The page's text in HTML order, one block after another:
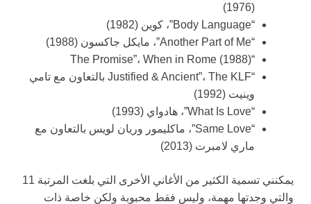
(1976)
“Body Language”، كوين (1982)
“Another Part of Me”، مايكل جاكسون (1988)
“The Promise”، When in Rome (1988)
“Justified & Ancient”، The KLF بالتعاون مع تامي
وينيت (1992)
“What Is Love”، هادواي (1993)
“Same Love”، ماكليمور وريان لويس بالتعاون مع
ماري لامبرت (2013)
يمكنني تسمية الكثير من الأغاني الأخرى التي بلغت المرتبة 11
والتي وجدتها مهمة، وليس فقط محبوبة ولكن خاصة ذات